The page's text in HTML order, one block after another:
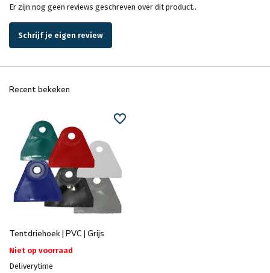
Er zijn nog geen reviews geschreven over dit product..
Schrijf je eigen review
Recent bekeken
Tentdriehoek | PVC | Grijs
Niet op voorraad
Deliverytime